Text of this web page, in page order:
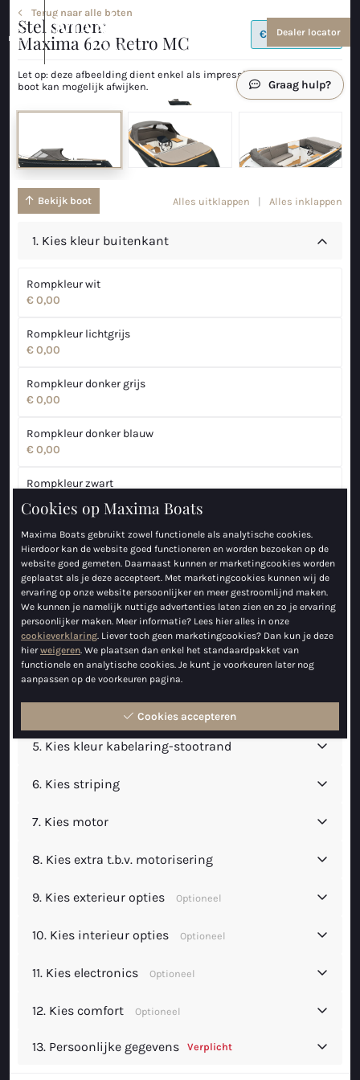
menu
Sloepen en tenders
Bekijk alles
Coastal Tenders
Maxima 680 sport lounge
Maxima 700 sport
Maxima 800 sport
Maxima 740
Maxima 800 cabin
Maxima 35
Alle Coastal modellen
Sloepen
Maxima 490
Maxima 550
Maxima 600
Maxima 620 Retro MC
Maxima 630 NEW
Maxima 720 retro
Maxima 730
Maxima 730I
Over ons
Over ons
Evenementen en nieuws
Dealer locator
Terug naar alle boten
Stel samen:
Maxima 620 Retro MC € 26.195,00
Let op: deze afbeelding dient enkel als impressie. Uw werkelijke
boot kan mogelijk afwijken.
Graag hulp?
Bekijk boot Alles uitklappen | Alles inklappen
1. Kies kleur buitenkant
Rompkleur wit
€ 0,00
Rompkleur lichtgrijs
€ 0,00
Rompkleur donker grijs
€ 0,00
Rompkleur donker blauw
€ 0,00
Rompkleur zwart
€ 0,00
Rompkleur in RAL kleur
€ 550,00
Verder
2. Kies kleur binnenkant
3. Kies buiskap
Kies kussenset
5. Kies kleur kabelaring-stootrand
6. Kies striping
7. Kies motor
8. Kies extra t.b.v. motorisering
9. Kies exterieur opties Optioneel
10. Kies interieur opties Optioneel
11. Kies electronics Optioneel
12. Kies comfort Optioneel
13. Persoonlijke gegevens Verplicht
Cookies op Maxima Boats
Maxima Boats gebruikt zowel functionele als analytische cookies.
Hierdoor kan de website goed functioneren en worden bezoeken op de
website goed gemeten. Daarnaast kunnen er marketingcookies worden
geplaatst als je deze accepteert. Met marketingcookies kunnen wij de
ervaring op onze website persoonlijker en meer gestroomlijnd maken.
We kunnen je namelijk nuttige advertenties laten zien en zo je ervaring
persoonlijker maken. Meer informatie? Lees hier alles in onze
cookieverklaring . Liever toch geen marketingcookies? Dan kun je deze
hierweigeren . We plaatsen dan enkel het standaardpakket van
functionele en analytische cookies. Je kunt je voorkeuren later nog
aanpassen op de voorkeuren pagina.
Cookies accepteren